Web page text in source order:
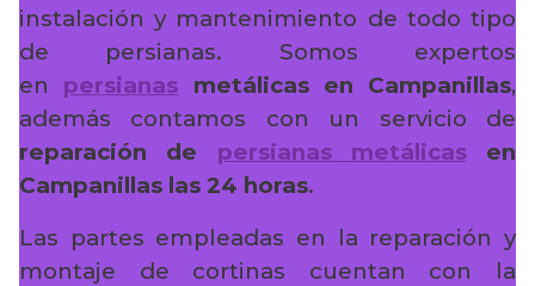
instalación y mantenimiento de todo tipo
de persianas. Somos expertos
en persianas metálicas en Campanillas,
además contamos con un servicio de
reparación de persianas metálicasen
Campanillas las 24 horas.
Las partes empleadas en la reparación y
montaje de cortinas cuentan con la